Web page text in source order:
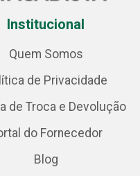
Institucional
Quem Somos
de Privacidade
de Troca e Devolução
do Fornecedor
Blog